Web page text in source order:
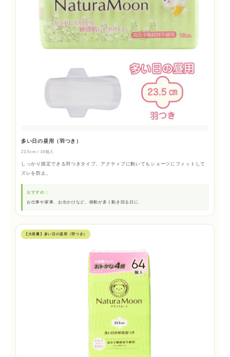
多い日の昼用（羽つき）
23.5cm / 16個入
しっかり固定できる羽つきタイプ。アクティブに動いてもショーツにフィットして
ズレを防止。
おすすめ：
お仕事や家事、お出かけなど、移動が多く動き回る日に.
【大容量】多い日の昼用（羽つき）